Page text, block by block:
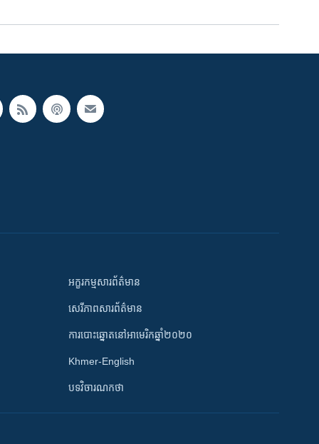
អក្ខរកម្មសារព័ត៌មាន
សេរីភាពសារព័ត៌មាន
ការបោះឆ្នោតនៅអាមេរិកឆ្នាំ២០២០
Khmer-English
បទវិចារណកថា